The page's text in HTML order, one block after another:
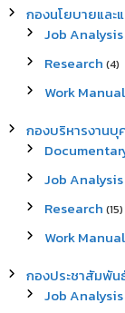
กองนโยบายแล
Job Analysis
Research (4)
Work Manual
กองบริหารงาน
Job Analysis
Research (15)
Work Manual
กองประชาสัมพั
Job Analysis